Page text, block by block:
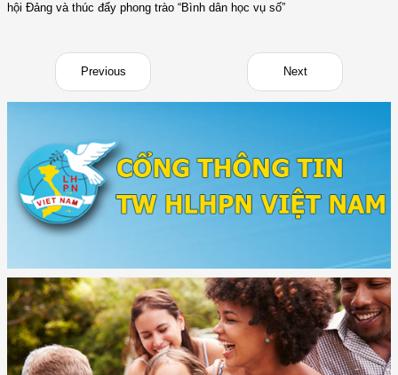
hội Đảng và thúc đẩy phong trào “Bình dân học vụ số”
Previous Next